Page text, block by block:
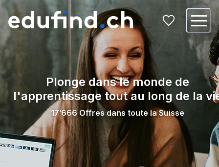
Plonge dans le monde de
l'apprentissage tout au long de la
17’666 Offres dans toute la Suisse